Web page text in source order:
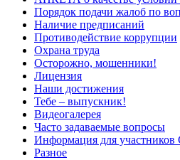
Порядок подачи жалоб по
Наличие предписаний
Противодействие коррупции
Охрана труда
Осторожно, мошенники!
Лицензия
Наши достижения
Тебе – выпускник!
Видеогалерея
Часто задаваемые вопросы
Информация для
Разное